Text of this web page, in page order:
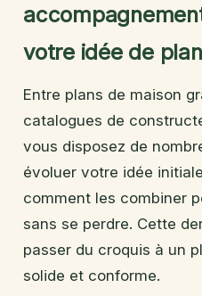
votre idée de
Entre plans de maison
catalogues de
vous disposez de
évoluer votre idée
comment les combiner
sans se perdre. Cette
passer du croquis à un
solide et conforme.